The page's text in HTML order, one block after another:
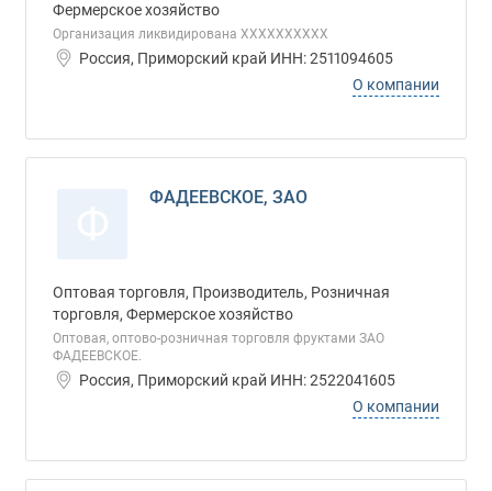
Фермерское хозяйство
Организация ликвидирована ХХХХХХХХХХ
Россия, Приморский край ИНН: 2511094605
О компании
ФАДЕЕВСКОЕ, ЗАО
Оптовая торговля, Производитель, Розничная
торговля, Фермерское хозяйство
Оптовая, оптово-розничная торговля фруктами ЗАО
ФАДЕЕВСКОЕ.
Россия, Приморский край ИНН: 2522041605
О компании